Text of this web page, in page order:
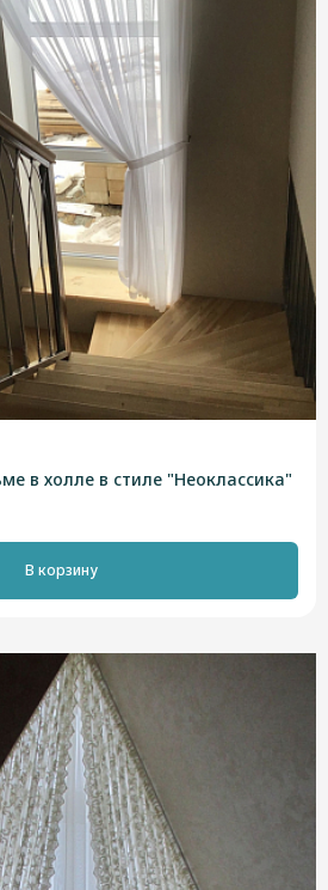
в холле в стиле "Неоклассика"
В корзину